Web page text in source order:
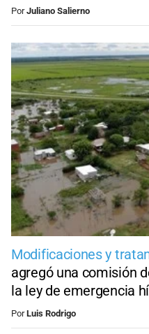
PorJuliano Salierno
Modificaciones y
agregó una comisión
la ley de emergencia
PorLuis Rodrigo